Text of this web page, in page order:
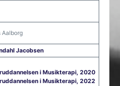
Aalborg
Jacobsen
i Musikterapi, 2020
i Musikterapi, 2022